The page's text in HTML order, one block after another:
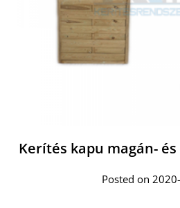
Kerítés kapu magán-
Posted on